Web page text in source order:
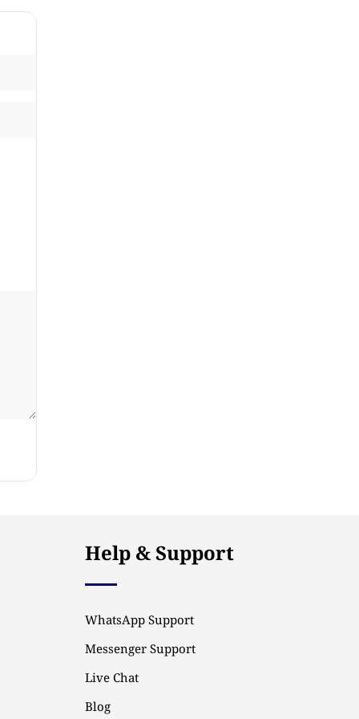
Help & Support
WhatsApp Support
Messenger Support
Live Chat
Blog